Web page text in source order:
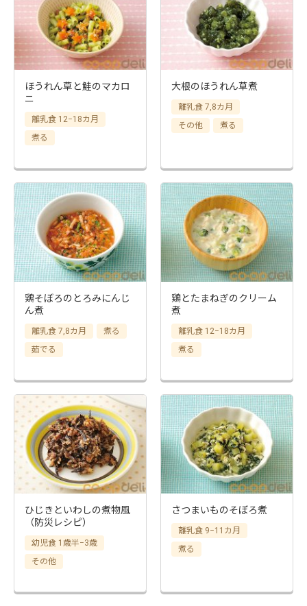
ほうれん草と鮭のマカロ
ニ
離乳食 12−18カ月
煮る
大根のほうれん草煮
離乳食 7,8カ月
その他
煮る
鶏そぼろのとろみにんじ
ん煮
離乳食 7,8カ月
煮る
茹でる
鶏とたまねぎのクリーム
煮
離乳食 12−18カ月
煮る
ひじきといわしの煮物風
（防災レシピ）
幼児食 1歳半−3歳
その他
さつまいものそぼろ煮
離乳食 9−11カ月
煮る